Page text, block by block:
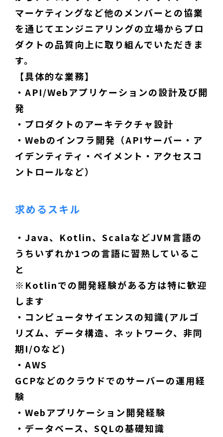
マーケティングなど他のメンバーとの協業
を通じてエンジニアリングの立場からプロ
ダクトの品質向上に取り組んでいただきま
す。
【具体的な業務】
・API/Webアプリケーションの設計及び開
発
・プロダクトのアーキテクチャ設計
・Webのインフラ開発（APIサーバー・ア
イデンティティ・ペイメント・アクセスコ
ントロールなど）
求めるスキル
・Java、Kotlin、ScalaなどJVM言語の
うちいずれか1つの言語に習熟しているこ
と
※Kotlinでの開発経験がある方は特に歓迎
します
・コンピュータサイエンスの知識(アルゴ
リズム、データ構造、ネットワーク、非同
期I/Oなど)
・AWS
GCPなどのクラウドでのサーバーの運用経
験
・Webアプリケーション開発経験
・データベース、SQLの基礎知識